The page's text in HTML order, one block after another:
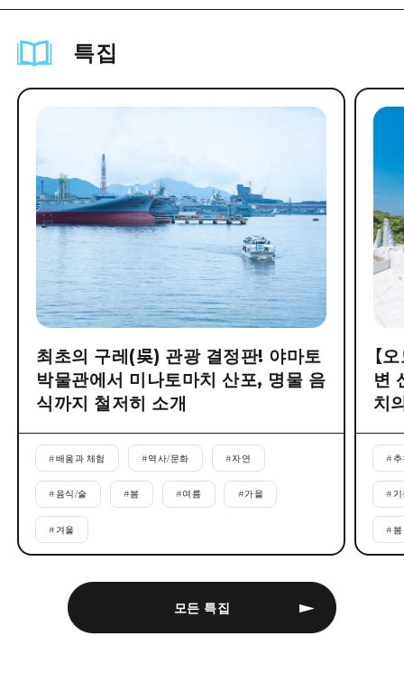
특집
모든 특집
최초의 구레(吳) 관광 결정판! 야마토
박물관에서 미나토마치 산포, 명물 음
식까지 철저히 소개
#배움과 체험 #역사/문화 #자연
#음식/술 #봄 #여름 #가을
# 겨울
【
변
치
#
#
#봄